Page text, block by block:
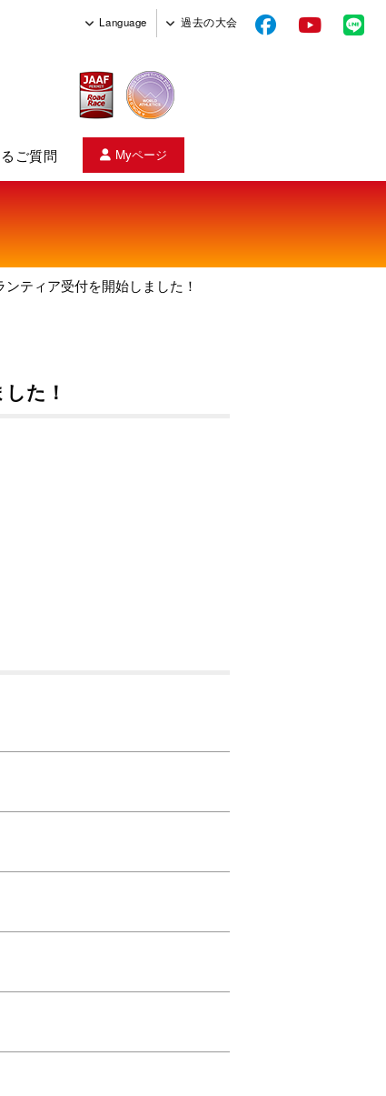
Myページ
ご質問
過去の大会
Language
ティア受付を開始しました！
た！